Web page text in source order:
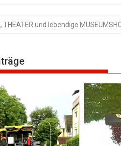
THEATER und lebendige